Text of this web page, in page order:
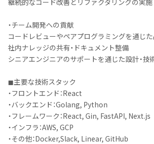
継続的なコード改善とリファクタリングの実施
・チーム開発への貢献
コードレビューやペアプログラミングを通じ
社内ナレッジの共有・ドキュメント整備
シニアエンジニアのサポートを通じた設計・技
◼︎主要な技術スタック
・フロントエンド：React
・バックエンド：Golang, Python
・フレームワーク：React, Gin, FastAPI, Next.js
・インフラ：AWS, GCP
・その他：Docker,Slack, Linear, GitHub